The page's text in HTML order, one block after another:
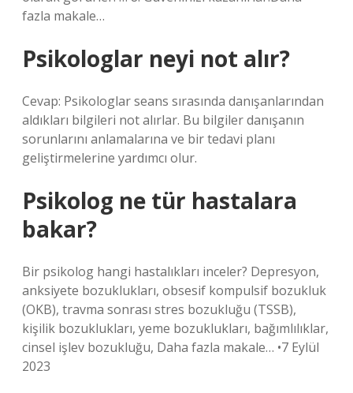
fazla makale…
Psikologlar neyi not alır?
Cevap: Psikologlar seans sırasında danışanlarından
aldıkları bilgileri not alırlar. Bu bilgiler danışanın
sorunlarını anlamalarına ve bir tedavi planı
geliştirmelerine yardımcı olur.
Psikolog ne tür hastalara
bakar?
Bir psikolog hangi hastalıkları inceler? Depresyon,
anksiyete bozuklukları, obsesif kompulsif bozukluk
(OKB), travma sonrası stres bozukluğu (TSSB),
kişilik bozuklukları, yeme bozuklukları, bağımlılıklar,
cinsel işlev bozukluğu, Daha fazla makale… •7 Eylül
2023